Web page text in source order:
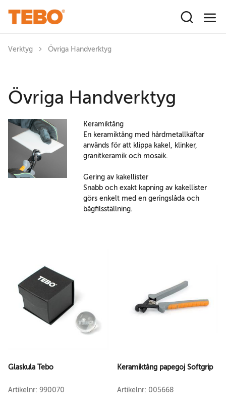
Verktyg Övriga Handverktyg
Övriga Handverktyg
Keramiktång
En keramiktång med hårdmetallkäftar
används för att klippa kakel, klinker,
granitkeramik och mosaik.
Gering av kakellister
Snabb och exakt kapning av kakellister
görs enkelt med en geringslåda och
bågfilsställning.
Glaskula Tebo
Artikelnr: 990070
Keramiktång papegoj Softgrip
Artikelnr: 005668